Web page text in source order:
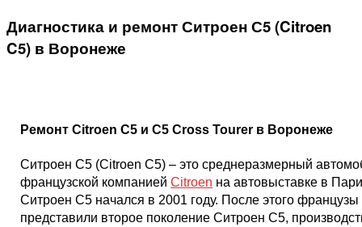
Диагностика и ремонт Ситроен С5 (Citroen
C5) в Воронеже
Ремонт Citroen C5 и C5 Cross Tourer в Воронеже
Ситроен С5 (Citroen C5) – это среднеразмерный
французской компаниейCitroen на автовыставке в
Ситроен С5 начался в 2001 году. После этого
представили второе поколение Ситроен С5,